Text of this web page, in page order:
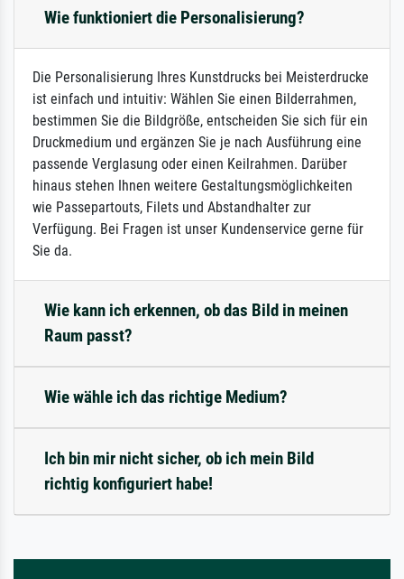
Wie funktioniert die Personalisierung?
Die Personalisierung Ihres Kunstdrucks bei Meisterdrucke
ist einfach und intuitiv: Wählen Sie einen Bilderrahmen,
bestimmen Sie die Bildgröße, entscheiden Sie sich für ein
Druckmedium und ergänzen Sie je nach Ausführung eine
passende Verglasung oder einen Keilrahmen. Darüber
hinaus stehen Ihnen weitere Gestaltungsmöglichkeiten
wie Passepartouts, Filets und Abstandhalter zur
Verfügung. Bei Fragen ist unser Kundenservice gerne für
Sie da.
Wie kann ich erkennen, ob das Bild in meinen
Raum passt?
Wie wähle ich das richtige Medium?
Ich bin mir nicht sicher, ob ich mein Bild
richtig konfiguriert habe!